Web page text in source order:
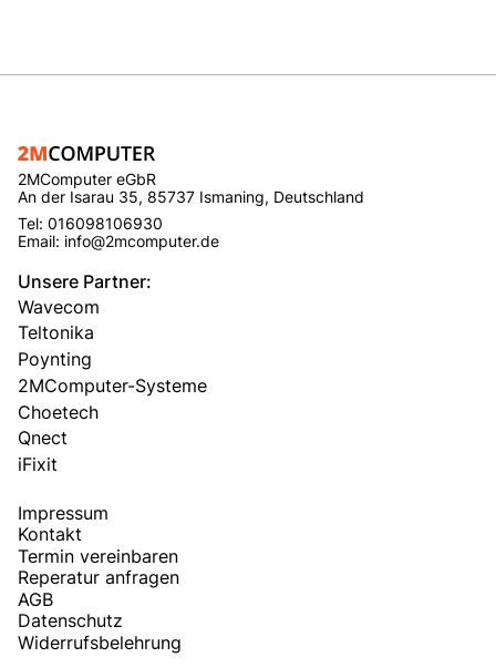
2MComputer eGbR
An der Isarau 35, 85737 Ismaning, Deutschland
Tel: 016098106930
Email: info@2mcomputer.de
Unsere Partner:
Wavecom
Teltonika
Poynting
2MComputer-Systeme
Choetech
Qnect
iFixit
Impressum
Kontakt
Termin vereinbaren
Reperatur anfragen
AGB
Datenschutz
Widerrufsbelehrung